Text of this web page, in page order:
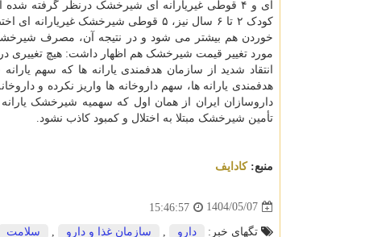
کودک ۲ تا ۶ سال نیز، ۵ قوطی شیرخشک
خوردن هم بیشتر می شود و در نتیجه آن، مصرف
هدفمندی یارانه ها، سهم داروخانه ها واریز نکرده و
داروسازان ایران از همان اول که سهمیه شیرخشک یارانه
تأمین شیرخشک مبتلا به اختلال و کمبود کاذب نشود.
منبع:كادایف
1404/05/07
15:46:57
تگهای خبر: دارو , سازمان غذا و دارو , سلامت